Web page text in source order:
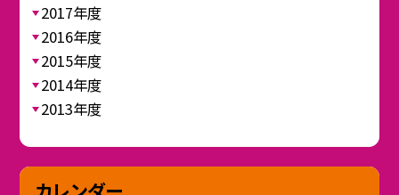
2017年度
2016年度
2015年度
2014年度
2013年度